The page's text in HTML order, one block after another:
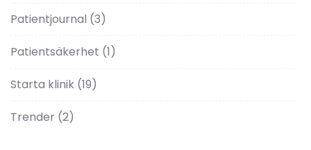
Patientjournal (3)
Patientsäkerhet (1)
Starta klinik (19)
Trender (2)